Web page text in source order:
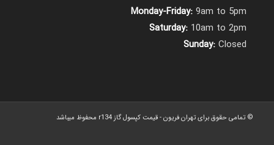
Monday-Friday: 9am to 5pm
Saturday: 10am to 2pm
Sunday: Closed
© تمامی حقوق برای تهران فریون - قیمت کپسول گاز r134 محفوظ میباشد